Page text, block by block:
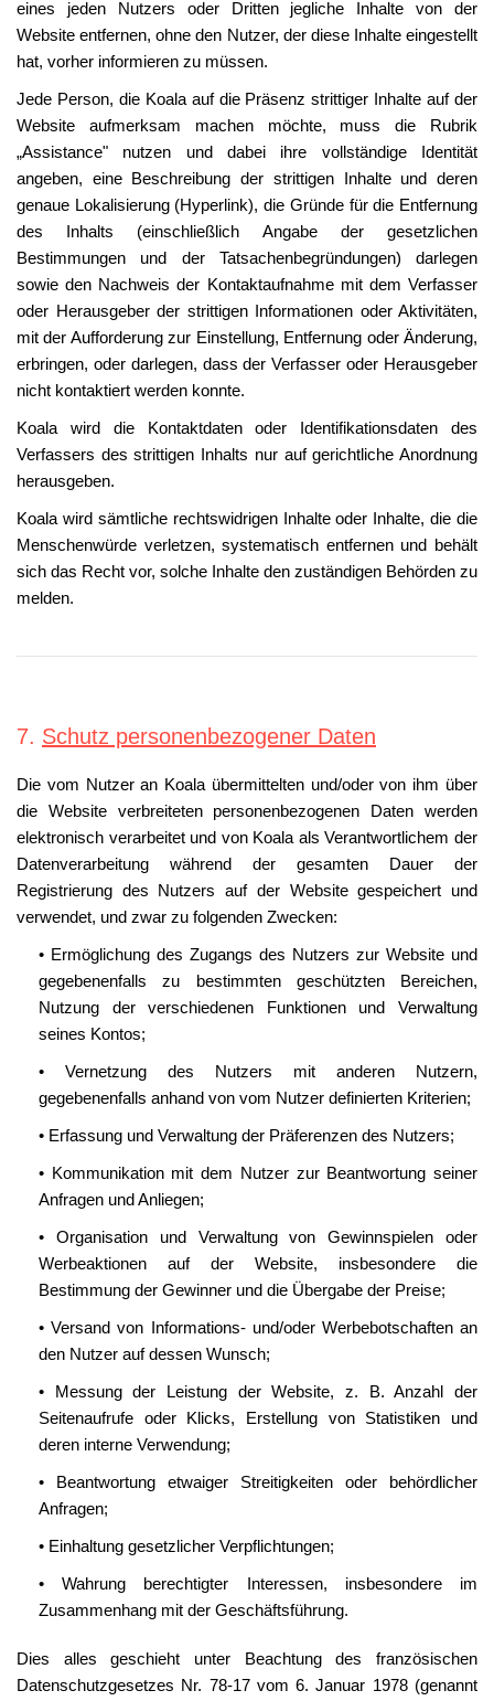
eines jeden Nutzers oder Dritten jegliche Inhalte von der
Website entfernen, ohne den Nutzer, der diese Inhalte eingestellt
hat, vorher informieren zu müssen.
Jede Person, die Koala auf die Präsenz strittiger Inhalte auf der
Website aufmerksam machen möchte, muss die Rubrik
„Assistance" nutzen und dabei ihre vollständige Identität
angeben, eine Beschreibung der strittigen Inhalte und deren
genaue Lokalisierung (Hyperlink), die Gründe für die Entfernung
des Inhalts (einschließlich Angabe der gesetzlichen
Bestimmungen und der Tatsachenbegründungen) darlegen
sowie den Nachweis der Kontaktaufnahme mit dem Verfasser
oder Herausgeber der strittigen Informationen oder Aktivitäten,
mit der Aufforderung zur Einstellung, Entfernung oder Änderung,
erbringen, oder darlegen, dass der Verfasser oder Herausgeber
nicht kontaktiert werden konnte.
Koala wird die Kontaktdaten oder Identifikationsdaten des
Verfassers des strittigen Inhalts nur auf gerichtliche Anordnung
herausgeben.
Koala wird sämtliche rechtswidrigen Inhalte oder Inhalte, die die
Menschenwürde verletzen, systematisch entfernen und behält
sich das Recht vor, solche Inhalte den zuständigen Behörden zu
melden.
7. Schutz personenbezogener Daten
Die vom Nutzer an Koala übermittelten und/oder von ihm über
die Website verbreiteten personenbezogenen Daten werden
elektronisch verarbeitet und von Koala als Verantwortlichem der
Datenverarbeitung während der gesamten Dauer der
Registrierung des Nutzers auf der Website gespeichert und
verwendet, und zwar zu folgenden Zwecken:
• Ermöglichung des Zugangs des Nutzers zur Website und
gegebenenfalls zu bestimmten geschützten Bereichen,
Nutzung der verschiedenen Funktionen und Verwaltung
seines Kontos;
• Vernetzung des Nutzers mit anderen Nutzern,
gegebenenfalls anhand von vom Nutzer definierten Kriterien;
• Erfassung und Verwaltung der Präferenzen des Nutzers;
• Kommunikation mit dem Nutzer zur Beantwortung seiner
Anfragen und Anliegen;
• Organisation und Verwaltung von Gewinnspielen oder
Werbeaktionen auf der Website, insbesondere die
Bestimmung der Gewinner und die Übergabe der Preise;
• Versand von Informations- und/oder Werbebotschaften an
den Nutzer auf dessen Wunsch;
• Messung der Leistung der Website, z. B. Anzahl der
Seitenaufrufe oder Klicks, Erstellung von Statistiken und
deren interne Verwendung;
• Beantwortung etwaiger Streitigkeiten oder behördlicher
Anfragen;
• Einhaltung gesetzlicher Verpflichtungen;
• Wahrung berechtigter Interessen, insbesondere im
Zusammenhang mit der Geschäftsführung.
Dies alles geschieht unter Beachtung des französischen
Datenschutzgesetzes Nr. 78-17 vom 6. Januar 1978 (genannt